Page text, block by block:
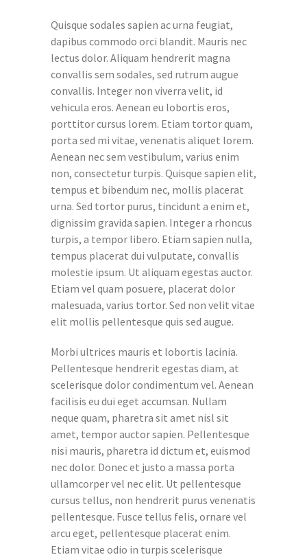
Quisque sodales sapien ac urna feugiat,
dapibus commodo orci blandit. Mauris nec
lectus dolor. Aliquam hendrerit magna
convallis sem sodales, sed rutrum augue
convallis. Integer non viverra velit, id
vehicula eros. Aenean eu lobortis eros,
porttitor cursus lorem. Etiam tortor quam,
porta sed mi vitae, venenatis aliquet lorem.
Aenean nec sem vestibulum, varius enim
non, consectetur turpis. Quisque sapien elit,
tempus et bibendum nec, mollis placerat
urna. Sed tortor purus, tincidunt a enim et,
dignissim gravida sapien. Integer a rhoncus
turpis, a tempor libero. Etiam sapien nulla,
tempus placerat dui vulputate, convallis
molestie ipsum. Ut aliquam egestas auctor.
Etiam vel quam posuere, placerat dolor
malesuada, varius tortor. Sed non velit vitae
elit mollis pellentesque quis sed augue.
Morbi ultrices mauris et lobortis lacinia.
Pellentesque hendrerit egestas diam, at
scelerisque dolor condimentum vel. Aenean
facilisis eu dui eget accumsan. Nullam
neque quam, pharetra sit amet nisl sit
amet, tempor auctor sapien. Pellentesque
nisi mauris, pharetra id dictum et, euismod
nec dolor. Donec et justo a massa porta
ullamcorper vel nec elit. Ut pellentesque
cursus tellus, non hendrerit purus venenatis
pellentesque. Fusce tellus felis, ornare vel
arcu eget, pellentesque placerat enim.
Etiam vitae odio in turpis scelerisque